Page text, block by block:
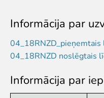
Abonements ģimenei
Abonements Goda
Apmeklē
Darba laiks
Informācija par
04_18RNZD_pieņemtais
04_18RNZD noslēgtais
Informācija par